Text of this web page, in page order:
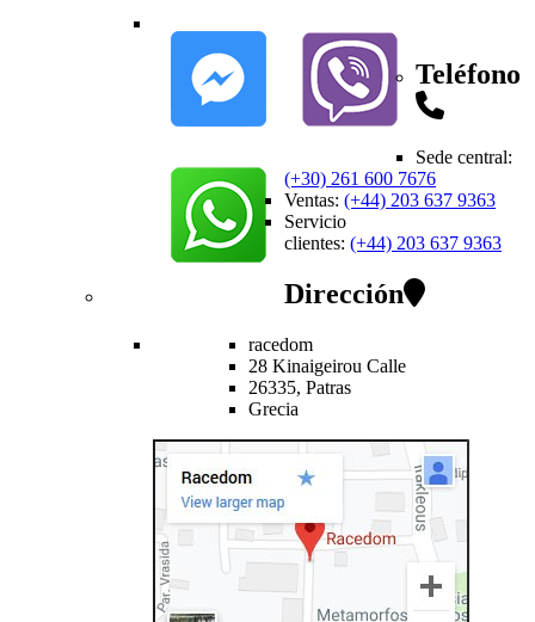
Teléfono
Sede central:
(+30) 261 600 7676
Ventas: (+44) 203 637 9363
Servicio
clientes: (+44) 203 637 9363
Dirección
racedom
28 Kinaigeirou Calle
26335, Patras
Grecia